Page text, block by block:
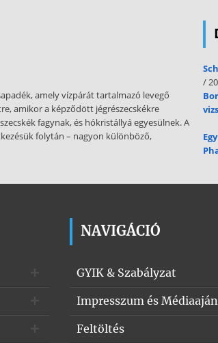
amely vízpárát tartalmazó levegő
amikor a képződött jégrészecskékre
fagynak, és hókristállyá egyesülnek. A
folytán – nagyon különböző,
/
NAVIGÁCIÓ
GYIK & Szabályzat
Impresszum és
Feltöltés